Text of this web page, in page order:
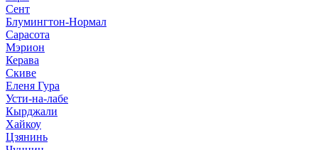
Сент
Блумингтон-Нормал
Сарасота
Мэрион
Керава
Скиве
Еленя Гура
Усти-на-лабе
Кырджали
Хайкоу
Цзянинь